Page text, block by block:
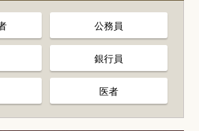
公務員
銀行員
医者